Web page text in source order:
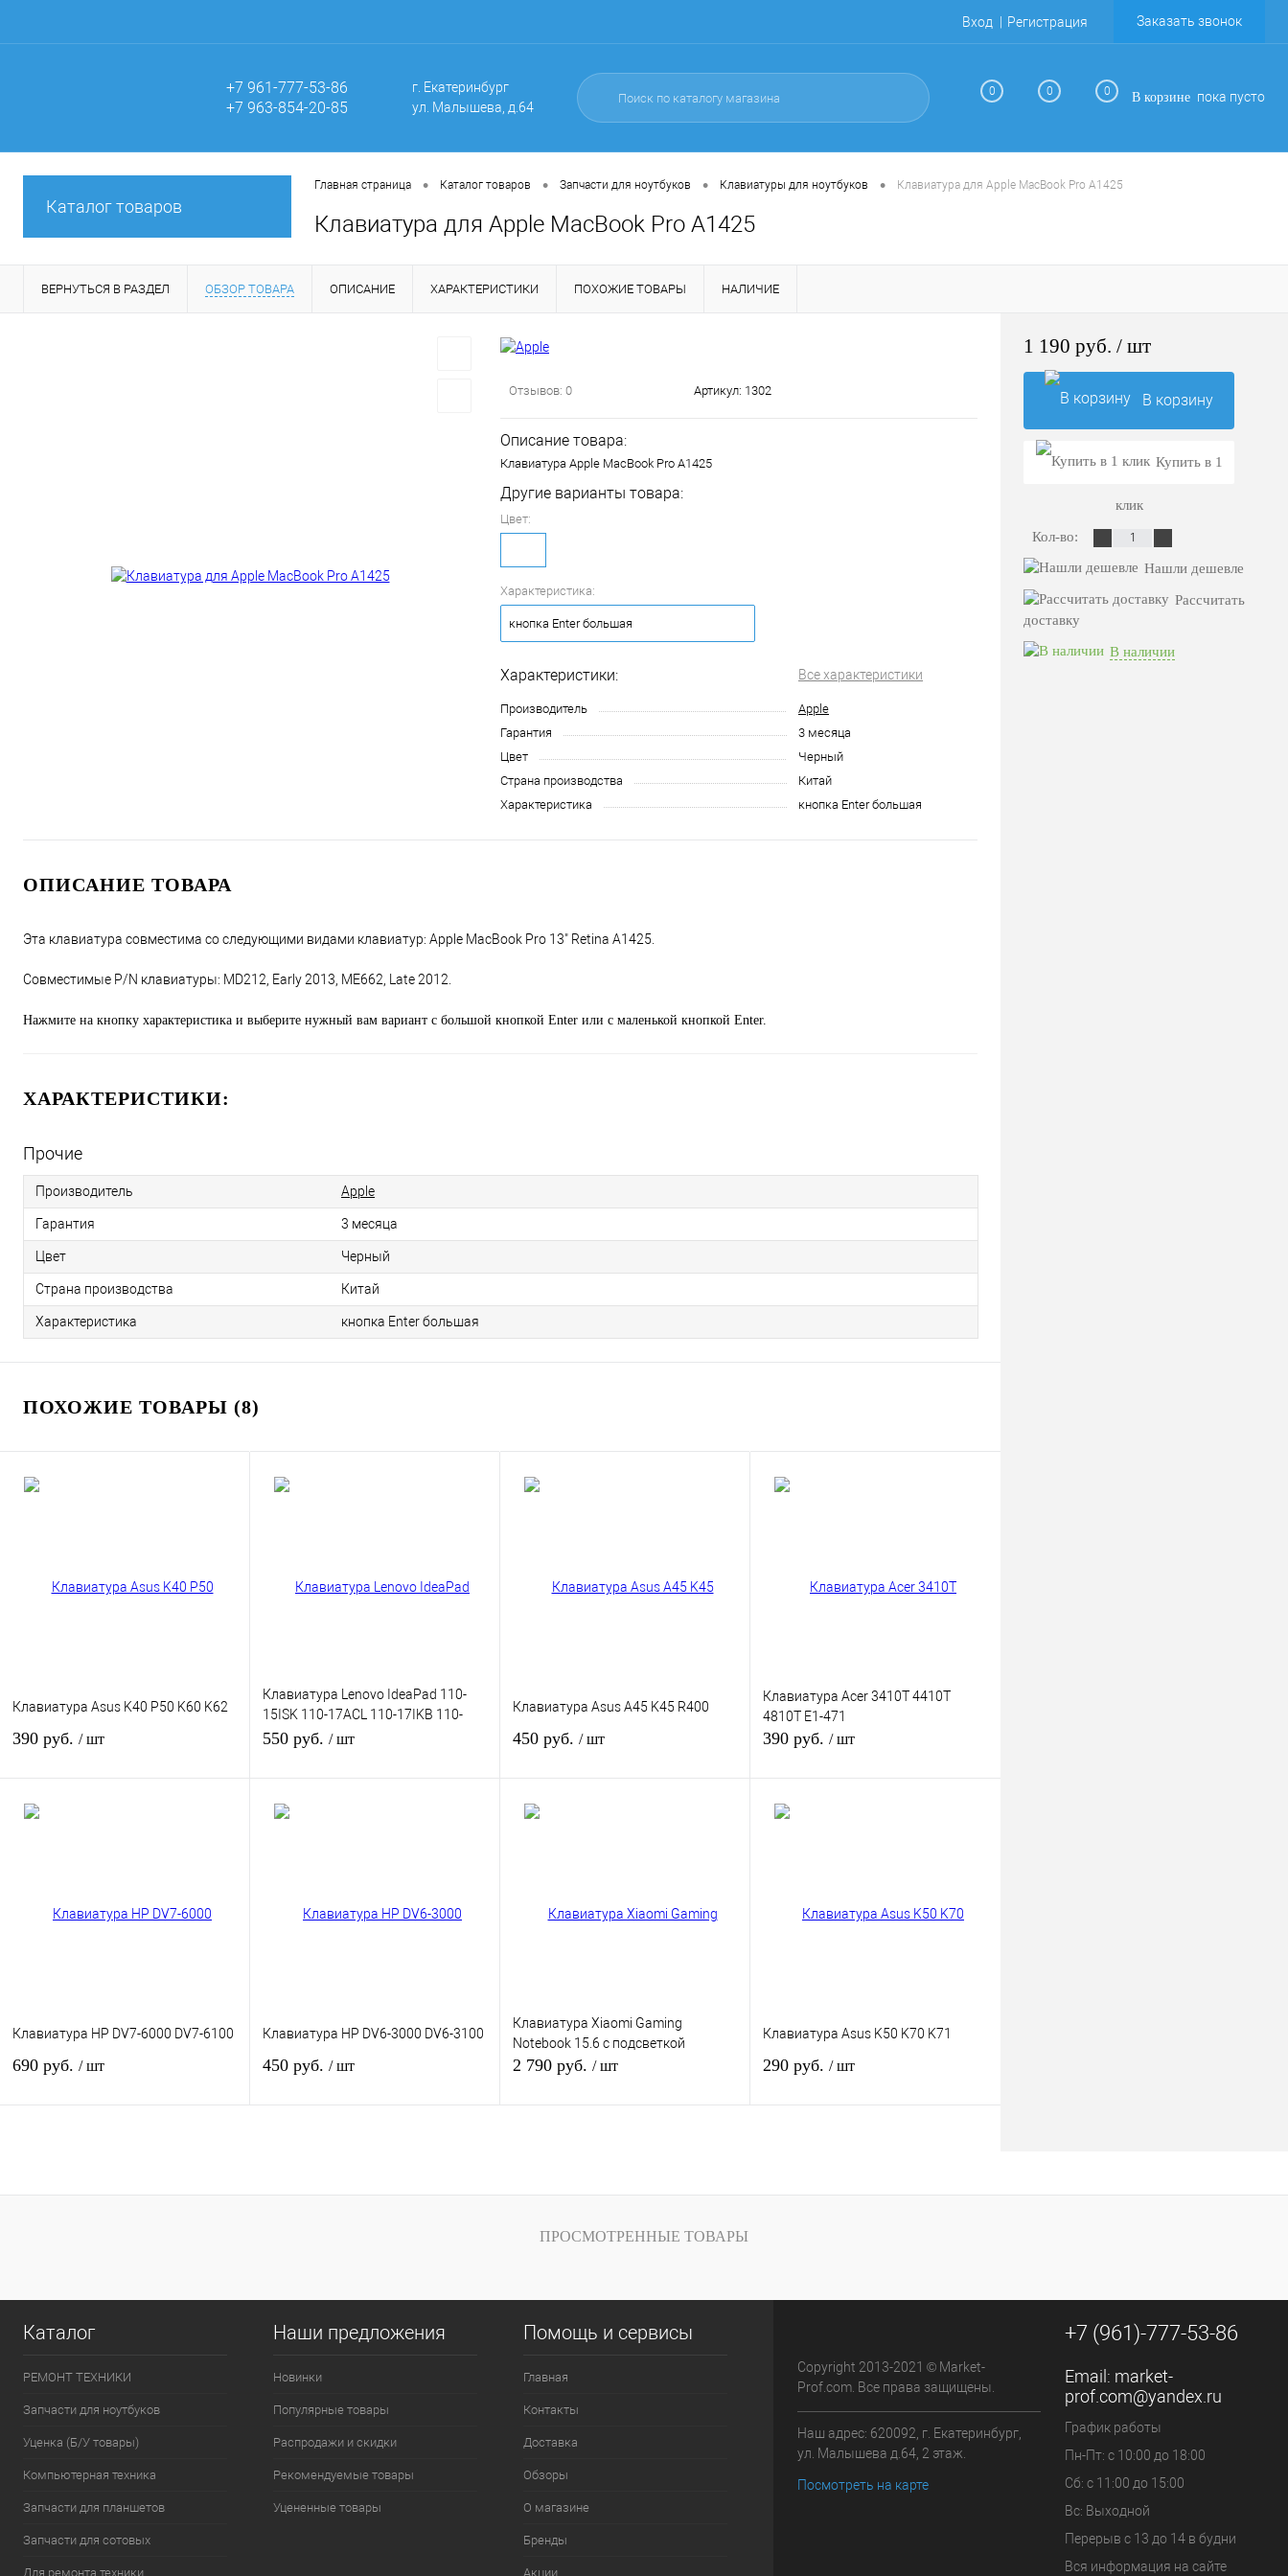
Вход Регистрация Заказать звонок
+7 961-777-53-86
+7 963-854-20-85
г. Екатеринбург
ул. Малышева, д.64
0 0 0 В корзине пока пусто
Каталог товаров
Главная страница • Каталог товаров • Запчасти для ноутбуков • Клавиатуры для ноутбуков • Клавиатура для Apple MacBook Pro A1425
Клавиатура для Apple MacBook Pro A1425
ВЕРНУТЬСЯ В РАЗДЕЛ ОБЗОР ТОВАРА ОПИСАНИЕ ХАРАКТЕРИСТИКИ ПОХОЖИЕ ТОВАРЫ НАЛИЧИЕ
Отзывов: 0 Артикул: 1302
Описание товара:
Клавиатура Apple MacBook Pro A1425
Другие варианты товара:
Цвет:
Характеристика:
кнопка Enter большая
Характеристики: Все характеристики
Производитель
Apple
Гарантия
3 месяца
Цвет
Черный
Страна производства
Китай
Характеристика
кнопка Enter большая
ОПИСАНИЕ ТОВАРА
Эта клавиатура совместима со следующими видами клавиатур: Apple MacBook Pro 13" Retina A1425.
Совместимые P/N клавиатуры: MD212, Early 2013, ME662, Late 2012.
Нажмите на кнопку характеристика и выберите нужный вам вариант с большой кнопкой Enter или с маленькой кнопкой Enter.
ХАРАКТЕРИСТИКИ:
Прочие
Производитель Apple
Гарантия 3 месяца
Цвет Черный
Страна производства Китай
Характеристика кнопка Enter большая
ПОХОЖИЕ ТОВАРЫ (8)
Клавиатура Asus K40 P50 K60 K62
390 руб. / шт
наличии
Клавиатура Lenovo IdeaPad 110-
15ISK 110-17ACL 110-17IKB 110-
17ISK
550 руб. / шт
наличии
Клавиатура Asus A45 K45 R400
450 руб. / шт
наличии
Клавиатура Acer 3410T 4410T
4810T E1-471
390 руб. / шт
наличии
Клавиатура HP DV7-6000 DV7-6100
690 руб. / шт
Клавиатура HP DV6-3000 DV6-3100
450 руб. / шт
Клавиатура Xiaomi Gaming
Notebook 15.6 с подсветкой
2 790 руб. / шт
наличии
Клавиатура Asus K50 K70 K71
290 руб. / шт
1 190 руб. / шт
В корзину
Купить в 1
клик
Кол-во:
Нашли дешевле
Рассчитать
доставку
В наличии
ПРОСМОТРЕННЫЕ ТОВАРЫ
Каталог
РЕМОНТ ТЕХНИКИ
Запчасти для ноутбуков
Уценка (Б/У товары)
Компьютерная техника
Запчасти для планшетов
Запчасти для сотовых
Для ремонта техники
Наши предложения
Новинки
Популярные товары
Распродажи и скидки
Рекомендуемые товары
Уцененные товары
Помощь и сервисы
Главная
Контакты
Доставка
Обзоры
О магазине
Бренды
Акции
Copyright 2013-2021 © Market-
Prof.com. Все права защищены.
Наш адрес: 620092, г. Екатеринбург,
ул. Малышева д.64, 2 этаж.
Посмотреть на карте
+7 (961)-777-53-86
Email: market-
prof.com@yandex.ru
График работы
Пн-Пт: с 10:00 до 18:00
Сб: с 11:00 до 15:00
Вс: Выходной
Перерыв с 13 до 14 в будни
Вся информация на сайте